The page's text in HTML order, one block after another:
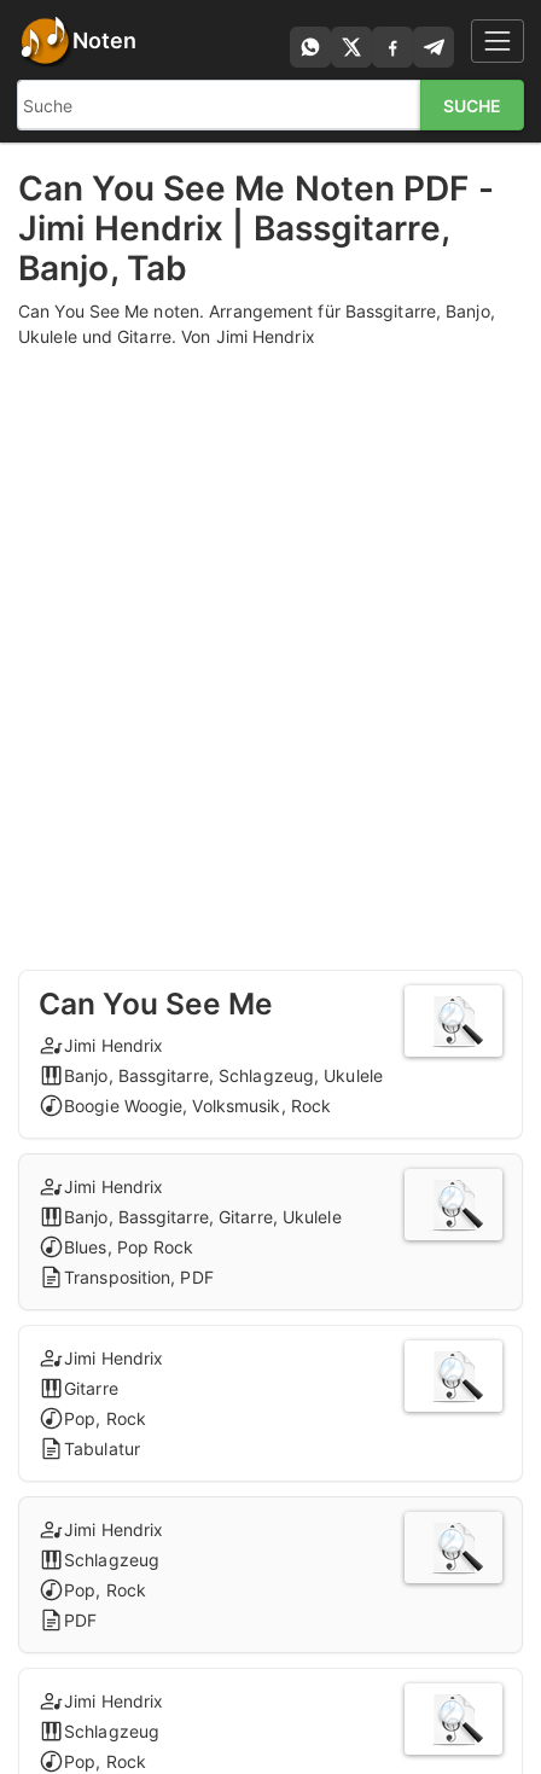
Noten
SUCHE
Can You See Me Noten PDF -
Jimi Hendrix | Bassgitarre,
Banjo, Tab
Can You See Me noten. Arrangement für Bassgitarre, Banjo,
Ukulele und Gitarre. Von Jimi Hendrix
Can You See Me
Jimi Hendrix
Banjo, Bassgitarre, Schlagzeug, Ukulele
Boogie Woogie, Volksmusik, Rock
Jimi Hendrix
Banjo, Bassgitarre, Gitarre, Ukulele
Blues, Pop Rock
Transposition, PDF
Jimi Hendrix
Gitarre
Pop, Rock
Tabulatur
Jimi Hendrix
Schlagzeug
Pop, Rock
PDF
Jimi Hendrix
Schlagzeug
Pop, Rock